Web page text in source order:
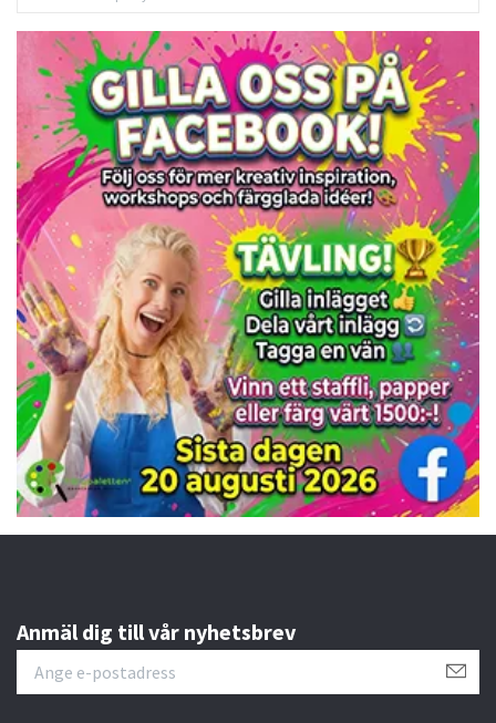
Anmäl dig till vår nyhetsbrev